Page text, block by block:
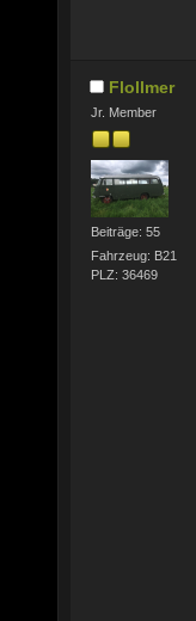
Flollmer
Jr. Member
Beiträge: 55
Fahrzeug: B21
PLZ: 36469